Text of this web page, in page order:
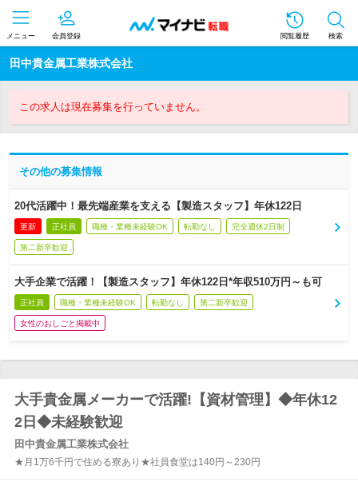
メニュー 会員登録 閲覧履歴 検索
田中貴金属工業株式会社
この求人は現在募集を行っていません。
その他の募集情報
20代活躍中！最先端産業を支える【製造スタッフ】年休122日
更新 正社員 職種・業種未経験OK 転勤なし 完全週休2日制
第二新卒歓迎
大手企業で活躍！【製造スタッフ】年休122日*年収510万円～も可
正社員 職種・業種未経験OK 転勤なし 第二新卒歓迎
女性のおしごと掲載中
大手貴金属メーカーで活躍!【資材管理】◆年休12
2日◆未経験歓迎
田中貴金属工業株式会社
★月1万6千円で住める寮あり★社員食堂は140円～230円